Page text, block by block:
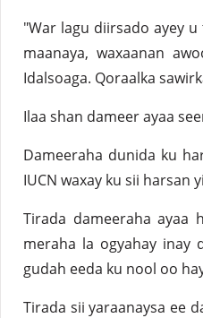
"War lagu diirsado ayey
maanaya, waxaanan
Idalsoaga. Qoraalka
Ilaa shan dameer ayaa
Dameeraha dunida ku
IUCN waxay ku sii harsan
Tirada dameeraha ayaa
meraha la ogyahay inay
gudah eeda ku nool oo
Tirada sii yaraanaysa ee